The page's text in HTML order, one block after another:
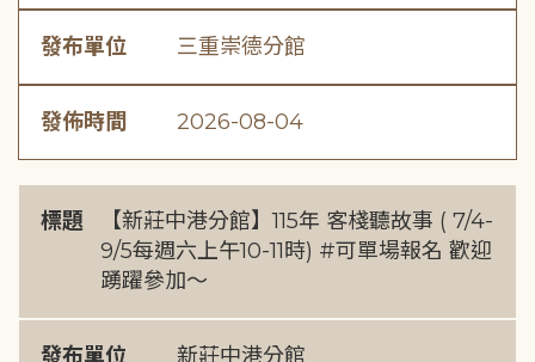
發布單位 三重崇德分館
發佈時間 2026-08-04
標題
【新莊中港分館】115年 客棧聽故事 ( 7/4-
9/5每週六上午10-11時) #可單場報名 歡迎
踴躍參加～
發布單位 新莊中港分館